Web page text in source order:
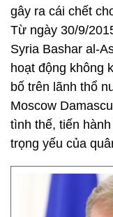
gây ra cái chết
Từ ngày 30/9/
Syria Bashar al-
hoạt động không
bố trên lãnh thổ
Moscow
tình thế, tiến
trọng yếu của